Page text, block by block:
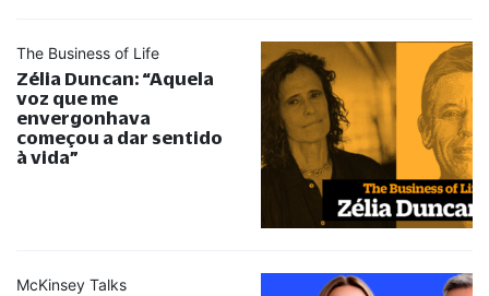
The Business of Life
Zélia Duncan: “Aquela
voz que me
envergonhava
começou a dar sentido
à vida”
McKinsey Talks